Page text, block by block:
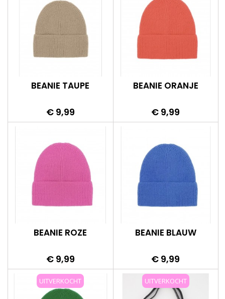
BEANIE TAUPE
Prijs
€ 9,99
BEANIE ORANJE
Prijs
€ 9,99
BEANIE ROZE
Prijs
€ 9,99
BEANIE BLAUW
Prijs
€ 9,99
UITVERKOCHT UITVERKOCHT